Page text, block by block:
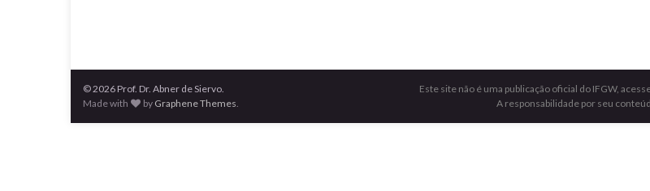
© 2026 Prof. Dr. Abner de Siervo.
Made with
by Graphene Themes.
Este site não é uma publicação oficial do IFGW,
A responsabilidade por seu